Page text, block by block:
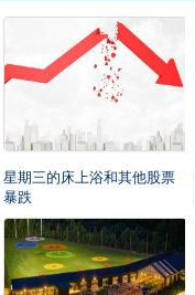
星期三的床上浴和其他股票
暴跌